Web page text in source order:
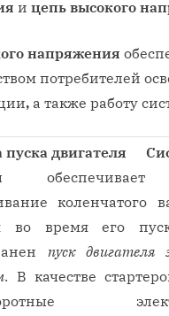
и цепь высокого
напряжения
потребителей
, а также работу
коленчатого
во время его
пуск двигателя
. В качестве